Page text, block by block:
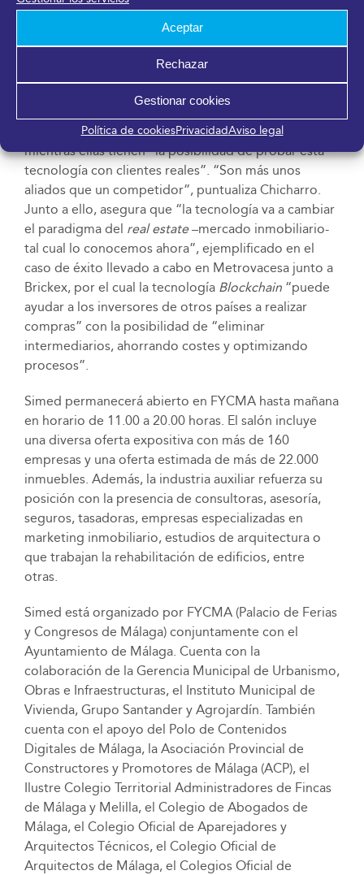
Aceptar
Rechazar
Gestionar cookies
Política de cookiesPrivacidadAviso legal
seleccionada para elSilicon Valley Immersion
en 2014. Al respecto, ha detallado las
aplicación de nuevas tecnologías al sector
inmobiliario- y las inmobiliarias más consolidadas,
a la innovación y una tecnología muy disruptiva”,
mientras ellas tienen “la posibilidad de probar esta
tecnología con clientes reales”. “Son más unos
aliados que un competidor”, puntualiza Chicharro.
Junto a ello, asegura que “la tecnología va a cambiar
el paradigma del real estate–mercado inmobiliario-
tal cual lo conocemos ahora”, ejemplificado en el
caso de éxito llevado a cabo en Metrovacesa junto a
Brickex, por el cual la tecnología Blockchain“puede
ayudar a los inversores de otros países a realizar
compras” con la posibilidad de “eliminar
intermediarios, ahorrando costes y optimizando
procesos”.
Simed permanecerá abierto en FYCMA hasta mañana
en horario de 11.00 a 20.00 horas. El salón incluye
una diversa oferta expositiva con más de 160
empresas y una oferta estimada de más de 22.000
inmuebles. Además, la industria auxiliar refuerza su
posición con la presencia de consultoras, asesoría,
seguros, tasadoras, empresas especializadas en
marketing inmobiliario, estudios de arquitectura o
que trabajan la rehabilitación de edificios, entre
otras.
Simed está organizado por FYCMA (Palacio de Ferias
y Congresos de Málaga) conjuntamente con el
Ayuntamiento de Málaga. Cuenta con la
colaboración de la Gerencia Municipal de Urbanismo,
Obras e Infraestructuras, el Instituto Municipal de
Vivienda, Grupo Santander y Agrojardín. También
cuenta con el apoyo del Polo de Contenidos
Digitales de Málaga, la Asociación Provincial de
Constructores y Promotores de Málaga (ACP), el
Ilustre Colegio Territorial Administradores de Fincas
de Málaga y Melilla, el Colegio de Abogados de
Málaga, el Colegio Oficial de Aparejadores y
Arquitectos Técnicos, el Colegio Oficial de
Arquitectos de Málaga, el Colegios Oficial de